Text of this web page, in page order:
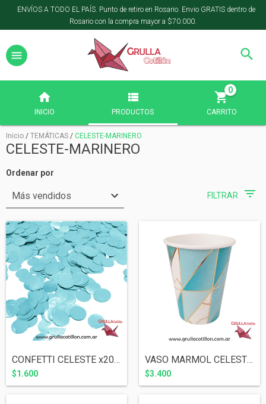
ENVÍOS A TODO EL PAÍS. Punto de retiro en Rosario. Envio GRATIS dentro de
Rosario con la compra mayor a $70.000.
INICIO PRODUCTOS CARRITO
0
Inicio / TEMÁTICAS / CELESTE-MARINERO
CELESTE-MARINERO
Ordenar por
FILTRAR
CONFETTI CELESTE x20 gr.
$1.600
VASO MARMOL CELESTE x8
$3.400